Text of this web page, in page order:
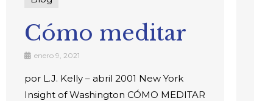
Cómo meditar
enero 9, 2021
por L.J. Kelly – abril 2001 New York
Insight of Washington CÓMO MEDITAR